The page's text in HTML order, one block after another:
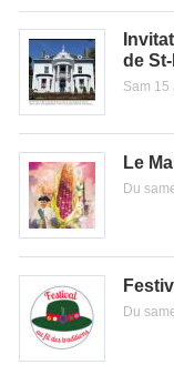
de
Sam 15
Le
Du
Du